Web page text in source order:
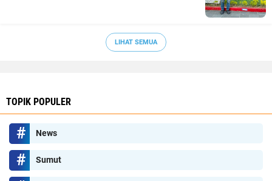
LIHAT SEMUA
TOPIK POPULER
News
Sumut